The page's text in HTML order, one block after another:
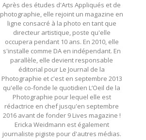
Après des études d'Arts Appliqués et de
photographie, elle rejoint un magazine en
ligne consacré à la photo en tant que
directeur artistique, poste qu'elle
occupera pendant 10 ans. En 2010, elle
s'installe comme DA en indépendant. En
parallèle, elle devient responsable
éditorial pour Le Journal de la
Photographie et c'est en septembre 2013
qu'elle co-fonde le quotidien L’Oeil de la
Photographie pour lequel elle est
rédactrice en chef jusqu'en septembre
2016 avant de fonder 9 Lives magazine !
Ericka Weidmann est également
journaliste pigiste pour d'autres médias.